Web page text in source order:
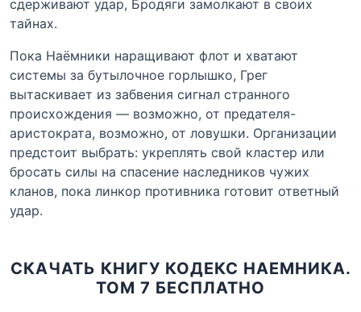
сдерживают удар, Бродяги замолкают в своих
тайнах.
Пока Наёмники наращивают флот и хватают
системы за бутылочное горлышко, Грег
вытаскивает из забвения сигнал странного
происхождения — возможно, от предателя-
аристократа, возможно, от ловушки. Организации
предстоит выбрать: укреплять свой кластер или
бросать силы на спасение наследников чужих
кланов, пока линкор противника готовит ответный
удар.
СКАЧАТЬ КНИГУ КОДЕКС НАЕМНИКА.
ТОМ 7 БЕСПЛАТНО